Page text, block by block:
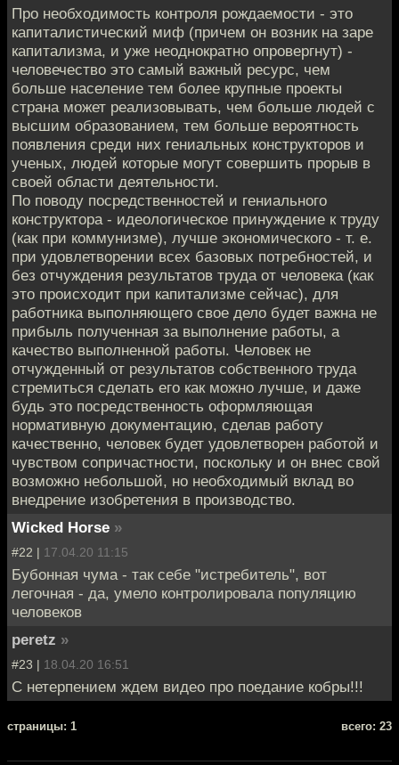
Про необходимость контроля рождаемости - это
капиталистический миф (причем он возник на заре
капитализма, и уже неоднократно опровергнут) -
человечество это самый важный ресурс, чем
больше население тем более крупные проекты
страна может реализовывать, чем больше людей с
высшим образованием, тем больше вероятность
появления среди них гениальных конструкторов и
ученых, людей которые могут совершить прорыв в
своей области деятельности.
По поводу посредственностей и гениального
конструктора - идеологическое принуждение к труду
(как при коммунизме), лучше экономического - т. е.
при удовлетворении всех базовых потребностей, и
без отчуждения результатов труда от человека (как
это происходит при капитализме сейчас), для
работника выполняющего свое дело будет важна не
прибыль полученная за выполнение работы, а
качество выполненной работы. Человек не
отчужденный от результатов собственного труда
стремиться сделать его как можно лучше, и даже
будь это посредственность оформляющая
нормативную документацию, сделав работу
качественно, человек будет удовлетворен работой и
чувством сопричастности, поскольку и он внес свой
возможно небольшой, но необходимый вклад во
внедрение изобретения в производство.
Wicked Horse »
#22 | 17.04.20 11:15
Бубонная чума - так себе "истребитель", вот
легочная - да, умело контролировала популяцию
человеков
peretz »
#23 | 18.04.20 16:51
С нетерпением ждем видео про поедание кобры!!!
cтраницы: 1 всего: 23